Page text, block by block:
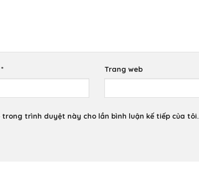
* Trang web
trình duyệt này cho lần bình luận kế tiếp của tôi.